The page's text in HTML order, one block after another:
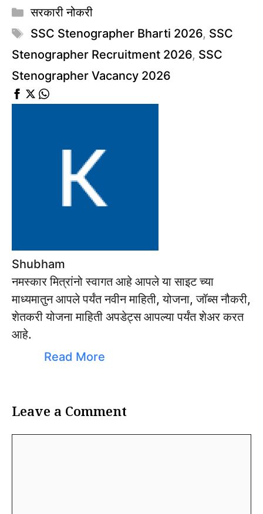
Categories
सरकारी नोकरी
Tags
SSC Stenographer Bharti 2026, SSC
Stenographer Recruitment 2026, SSC
Stenographer Vacancy 2026
Shubham
नमस्कार मित्रांनो स्वागत आहे आपले या साइट च्या
माध्यमातुन आपले पर्यंत नवीन माहिती, योजना, जॉब्स नौकरी,
शेतकरी योजना माहिती अपडेट्स आपल्या पर्यंत शेअर करत
आहे.
Read More
Leave a Comment